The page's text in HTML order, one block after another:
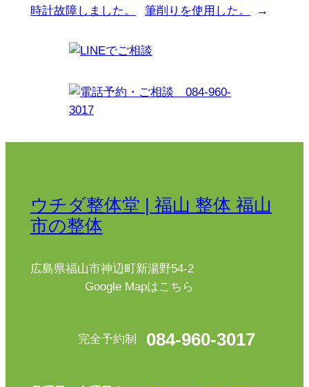
時計故障しました。
筆削りを使用した。
→
ウチダ整体堂 | 福山 整体 福山
市の整体
広島県福山市神辺町新湯野54-2
Google Mapはこちら
完全予約制 084-960-3017